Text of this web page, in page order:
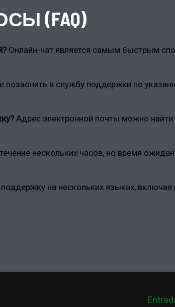
(FAQ)
Онлайн-чат является самым быстрым
позвонить в службу поддержки по
Адрес электронной почты можно найти
нескольких часов, но время
на нескольких языках, включая